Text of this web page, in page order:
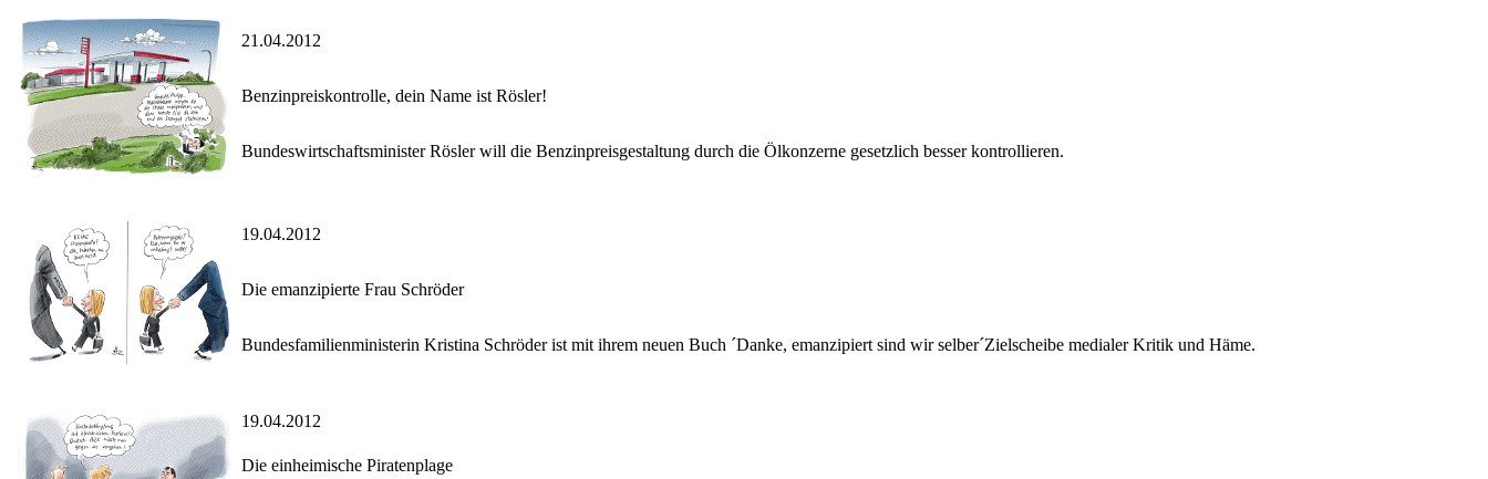
21.04.2012
Benzinpreiskontrolle, dein Name ist Rösler!
Bundeswirtschaftsminister Rösler will die Benzinpreisgestaltung durch die Ölkonzerne gesetzlich besser kontrollieren.
19.04.2012
Die emanzipierte Frau Schröder
Bundesfamilienministerin Kristina Schröder ist mit ihrem neuen Buch ´Danke, emanzipiert sind wir selber´Zielscheibe medialer Kritik und Häme.
19.04.2012
Die einheimische Piratenplage